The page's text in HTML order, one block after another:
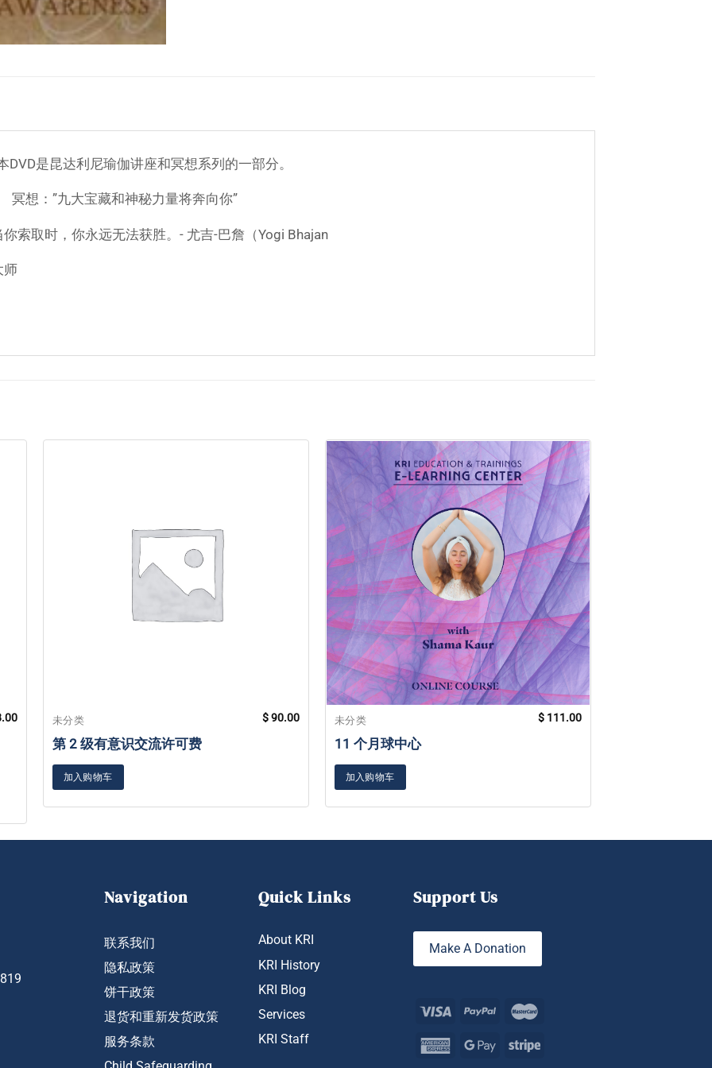
是昆达利尼瑜伽讲座和冥想系列的一部分。
冥想：”九大宝藏和神秘力量将奔向你”
索取时，你永远无法获胜。- 尤吉-巴詹（Yogi Bhajan
师
未分类
第 2 级有意识交流许可费
$90.00
加入购物车
未分类
11 个月球中心
$ 111.00
加入购物车
Navigation
联系我们
隐私政策
饼干政策
退货和重新发货政策
服务条款
Quick Links
About KRI
KRI History
KRI Blog
Services
KRI Staff
Support Us
Make A Donation